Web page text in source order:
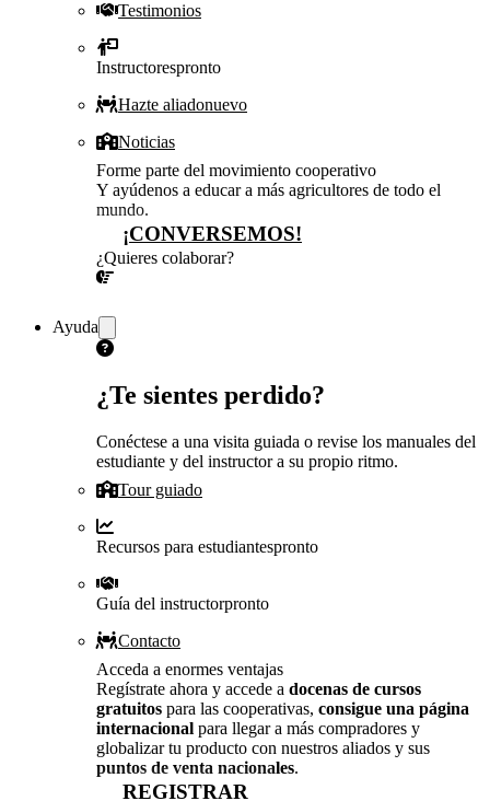
Testimonios
Instructorespronto
Hazte aliadonuevo
Noticias
Forme parte del movimiento cooperativo
Y ayúdenos a educar a más agricultores de todo el
mundo.
¡CONVERSEMOS!
¿Quieres colaborar?
Ayuda
¿Te sientes perdido?
Conéctese a una visita guiada o revise los manuales del
estudiante y del instructor a su propio ritmo.
Tour guiado
Recursos para estudiantespronto
Guía del instructorpronto
Contacto
Acceda a enormes ventajas
Regístrate ahora y accede a docenas de cursos
gratuitos para las cooperativas, consigue una página
internacional para llegar a más compradores y
globalizar tu producto con nuestros aliados y sus
puntos de venta nacionales.
REGISTRAR